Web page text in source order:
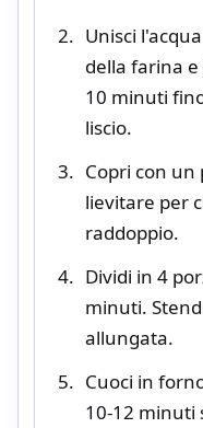
Unisci
della farina
10 minuti
liscio.
Copri con un
lievitare per
raddoppio.
Dividi in 4
minuti.
allungata.
Cuoci in
10-12 minuti